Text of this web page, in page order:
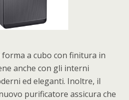
forma a cubo con finitura in
anche con gli interni
ed eleganti. Inoltre, il
purificatore assicura che